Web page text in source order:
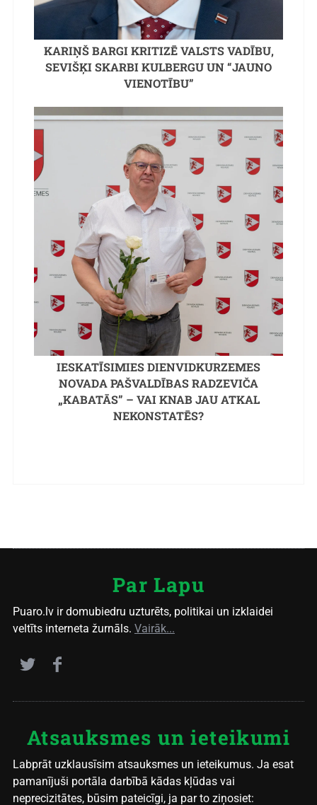
KARIŅŠ BARGI KRITIZĒ VALSTS VADĪBU,
SEVIŠĶI SKARBI KULBERGU UN “JAUNO
VIENOTĪBU”
IESKATĪSIMIES DIENVIDKURZEMES
NOVADA PAŠVALDĪBAS RADZEVIČA
„KABATĀS” – VAI KNAB JAU ATKAL
NEKONSTATĒS?
Par Lapu
Puaro.lv ir domubiedru uzturēts, politikai un izklaidei
veltīts interneta žurnāls. Vairāk...
Atsauksmes un ieteikumi
Labprāt uzklausīsim atsauksmes un ieteikumus. Ja esat
pamanījuši portāla darbībā kādas kļūdas vai
neprecizitātes, būsim pateicīgi, ja par to ziņosiet: